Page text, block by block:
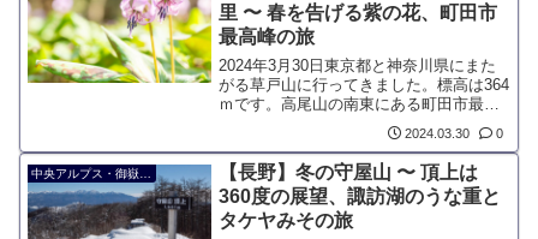
里 〜 春を告げる紫の花、町田市
最高峰の旅
2024年3月30日東京都と神奈川県にまた
がる草戸山に行ってきました。標高は364
ｍです。高尾山の南東にある町田市最高
峰の山で、複数のハイキングコースが存
在します。特徴はそれだけの低山です
が、3月のカタクリのシーズンに「城山か
たくりの里」と繋げて歩く人が多いです
2024.03.30 0
【長野】冬の守屋山 〜 頂上は
360度の展望、諏訪湖のうな重と
タケヤみその旅